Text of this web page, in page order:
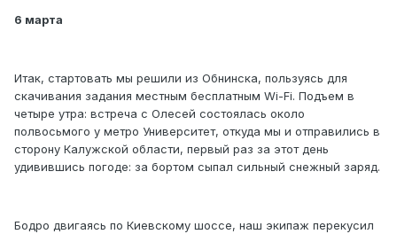
6 марта
Итак, стартовать мы решили из Обнинска, пользуясь для
скачивания задания местным бесплатным Wi-Fi. Подъем в
четыре утра: встреча с Олесей состоялась около
полвосьмого у метро Университет, откуда мы и отправились в
сторону Калужской области, первый раз за этот день
удивившись погоде: за бортом сыпал сильный снежный заряд.
Бодро двигаясь по Киевскому шоссе, наш экипаж перекусил